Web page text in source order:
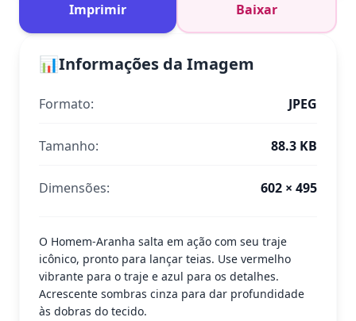
Imprimir Baixar
📊Informações da Imagem
Formato: JPEG
Tamanho: 88.3 KB
Dimensões: 602 × 495
O Homem-Aranha salta em ação com seu traje
icônico, pronto para lançar teias. Use vermelho
vibrante para o traje e azul para os detalhes.
Acrescente sombras cinza para dar profundidade
às dobras do tecido.